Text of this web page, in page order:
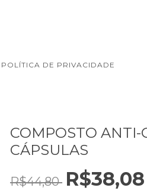
POLÍTICA DE PRIVACIDADE
COMPOSTO ANTI-
CÁPSULAS
R$44,80 R$38,08